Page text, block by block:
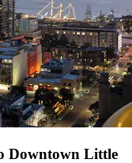
Downtown Little